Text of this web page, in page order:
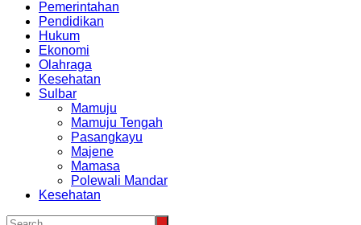
Pemerintahan
Pendidikan
Hukum
Ekonomi
Olahraga
Kesehatan
Sulbar
Mamuju
Mamuju Tengah
Pasangkayu
Majene
Mamasa
Polewali Mandar
Kesehatan